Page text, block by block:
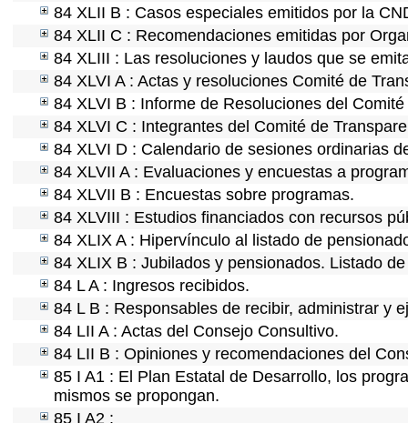
84 XLII B : Casos especiales emitidos por la
84 XLII C : Recomendaciones emitidas por
84 XLIII : Las resoluciones y laudos que se
84 XLVI A : Actas y resoluciones Comité de
84 XLVI B : Informe de Resoluciones del
84 XLVI C : Integrantes del Comité de
84 XLVI D : Calendario de sesiones ordinarias
84 XLVII A : Evaluaciones y encuestas a
84 XLVII B : Encuestas sobre programas.
84 XLVIII : Estudios financiados con recursos
84 XLIX A : Hipervínculo al listado de
84 XLIX B : Jubilados y pensionados. Listado
84 L A : Ingresos recibidos.
84 L B : Responsables de recibir, administrar y
84 LII A : Actas del Consejo Consultivo.
84 LII B : Opiniones y recomendaciones del
85 I A1 : El Plan Estatal de Desarrollo, los
mismos se propongan.
85 I A2 :